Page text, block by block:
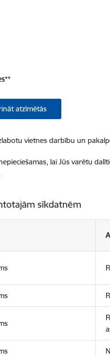
**
atzīmētās
vietnes darbību un
lai Jūs varētu
sīkdatnēm